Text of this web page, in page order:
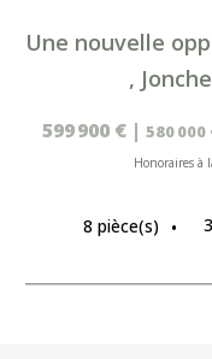
,
599 900 € | 580 000
Honoraires à
8 pièce(s)